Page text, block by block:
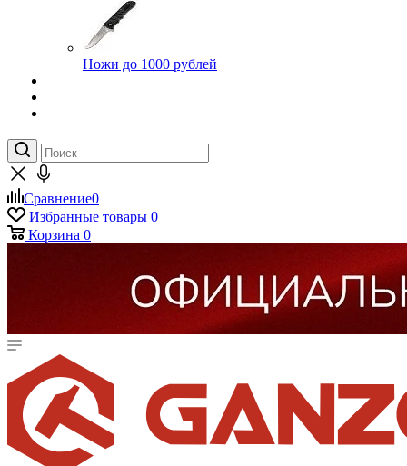
Ножи до 1000 рублей
Сравнение0
Избранные товары 0
Корзина 0